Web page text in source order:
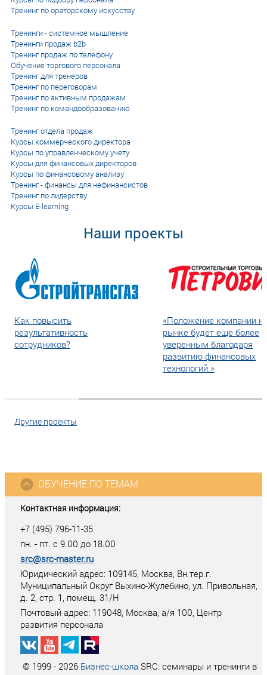
Тренинг по ораторскому искусству
Тренинги - системное мышление
Тренинги продаж b2b
Тренинг продаж по телефону
Обучение торгового персонала
Тренинг для тренеров
Тренинг по переговорам
Тренинг по активным продажам
Тренинг по командообразованию
Тренинг отдела продаж
Курсы коммерческого директора
Курсы по управленческому учету
Курсы для финансовых директоров
Курсы по финансовому анализу
Тренинг - финансы для нефинансистов
Тренинг по лидерству
Курсы E-learning
Наши проекты
Как повысить
результативность
сотрудников?
«Положение компании
рынке будет еще более
уверенным благодаря
развитию финансовых
технологий.»
Другие проекты
Контактная информация:
+7 (495) 796-11-35
пн. - пт. с 9.00 до 18.00
src@src-master.ru
Юридический адрес: 109145, Москва, Вн.тер.г.
Муниципальный Округ Выхино-Жулебино, ул. Привольная,
д. 2, стр. 1, помещ. 31/Н
Почтовый адрес: 119048, Москва, а/я 100, Центр
развития персонала
ОБУЧЕНИЕ ПО ТЕМАМ
© 1999 - 2026 Бизнес-школа SRC: семинары и тренинги в